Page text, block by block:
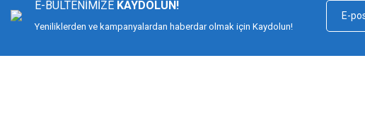
Bu ürüne benzer farklı alternatifler olmalı.
E-BÜLTENİMİZE KAYDOLUN!
Yeniliklerden ve kampanyalardan haberdar olmak için Kaydolun!